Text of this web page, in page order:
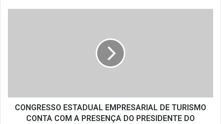
PRESENÇA
DO
PRESIDENTE
CONGRESSO ESTADUAL EMPRESARIAL DE TURISMO
CONTA COM A PRESENÇA DO PRESIDENTE DO